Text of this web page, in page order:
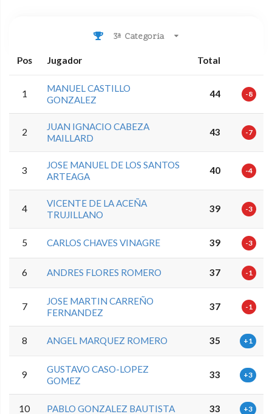
3ª Categoria
Pos Jugador Total
1
MANUEL CASTILLO
GONZALEZ
44 -8
2
JUAN IGNACIO CABEZA
MAILLARD
43 -7
3
JOSE MANUEL DE LOS SANTOS
ARTEAGA
40 -4
4
VICENTE DE LA ACEÑA
TRUJILLANO
39 -3
5 CARLOS CHAVES VINAGRE 39 -3
6 ANDRES FLORES ROMERO 37 -1
7
JOSE MARTIN CARREÑO
FERNANDEZ
37 -1
8 ANGEL MARQUEZ ROMERO 35 +1
9
GUSTAVO CASO-LOPEZ
GOMEZ
33 +3
10 PABLO GONZALEZ BAUTISTA 33 +3